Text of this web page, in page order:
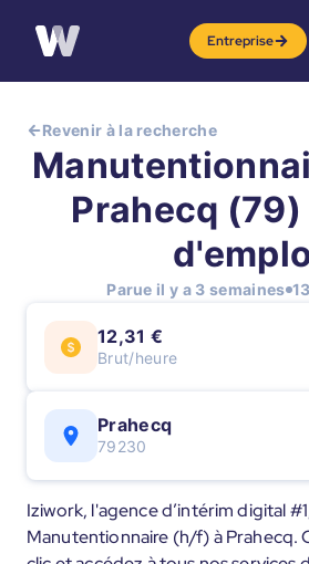
Entreprise
Revenir à la recherche
Prahecq
Parue il y a 3 semaines
12,31 €
Brut/heure
Prahecq
79230
Iziwork, l'agence d’intérim digital
Manutentionnaire (h/f) à Prahecq.